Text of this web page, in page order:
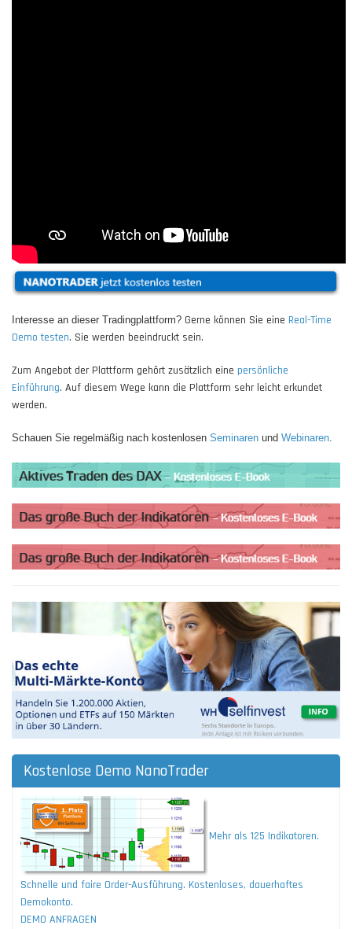
Interesse an dieser Tradingplattform? Gerne können Sie eine Real-Time
Demo testen. Sie werden beeindruckt sein.
Zum Angebot der Plattform gehört zusätzlich eine persönliche
Einführung. Auf diesem Wege kann die Plattform sehr leicht erkundet
werden.
Schauen Sie regelmäßig nach kostenlosen Seminaren und Webinaren.
Kostenlose Demo NanoTrader
Mehr als 125 Indikatoren.
Schnelle und faire Order-Ausführung. Kostenloses, dauerhaftes
Demokonto.
DEMO ANFRAGEN